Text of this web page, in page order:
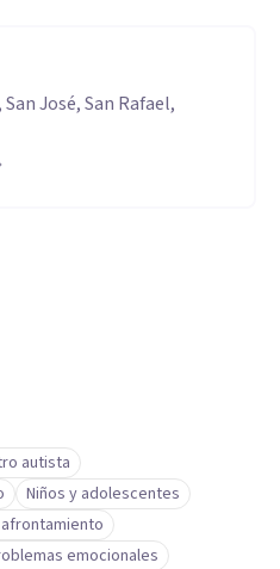
José, San Rafael,
autista
Niños y adolescentes
emocionales